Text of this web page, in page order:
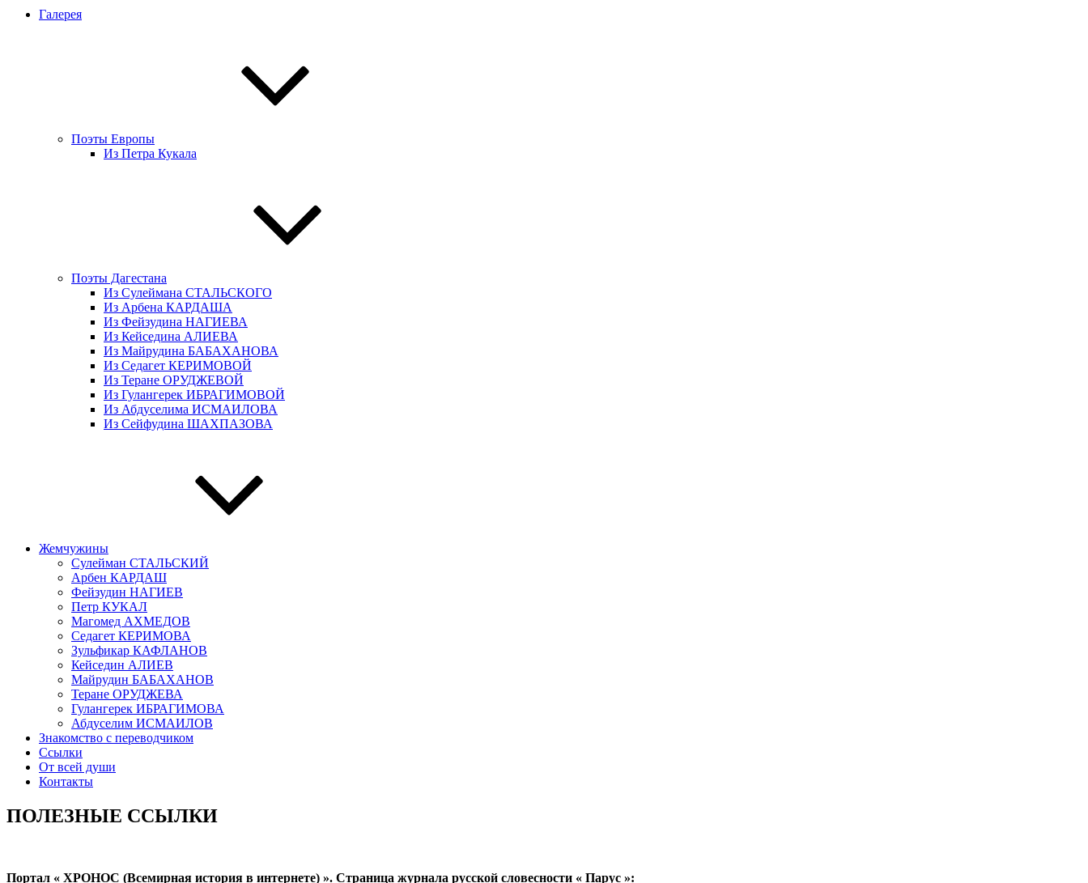
Галерея
Поэты Европы
Из Петра Кукала
Поэты Дагестана
Из Сулеймана СТАЛЬСКОГО
Из Арбена КАРДАША
Из Фейзудина НАГИЕВА
Из Кейседина АЛИЕВА
Из Майрудина БАБАХАНОВА
Из Седагет КЕРИМОВОЙ
Из Теране ОРУДЖЕВОЙ
Из Гулангерек ИБРАГИМОВОЙ
Из Абдуселима ИСМАИЛОВА
Из Сейфудина ШАХПАЗОВА
Жемчужины
Сулейман СТАЛЬСКИЙ
Арбен КАРДАШ
Фейзудин НАГИЕВ
Петр КУКАЛ
Магомед АХМЕДОВ
Седагет КЕРИМОВА
Зульфикар КАФЛАНОВ
Кейседин АЛИЕВ
Майрудин БАБАХАНОВ
Теране ОРУДЖЕВА
Гулангерек ИБРАГИМОВА
Абдуселим ИСМАИЛОВ
Знакомство с переводчиком
Ссылки
От всей души
Контакты
ПОЛЕЗНЫЕ ССЫЛКИ
Портал « ХРОНОС (Всемирная история в интернете) ». Страница журнала русской словесности « Парус »: